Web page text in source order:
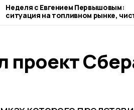
Неделя с Евгением Первышовым:
ситуация на топливном рынке,
городе и приоритеты образования
проект